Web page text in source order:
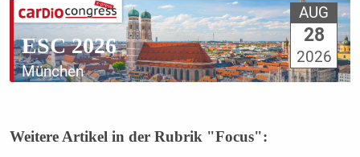
ESC 2026
München
AUG
28
2026
Weitere Artikel in der Rubrik "Focus":